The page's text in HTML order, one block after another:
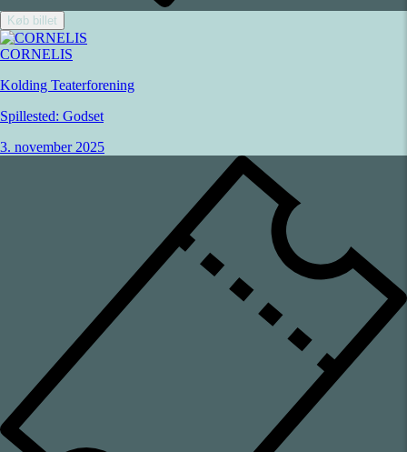
Køb billet
CORNELIS
Kolding Teaterforening
Spillested: Godset
3. november 2025